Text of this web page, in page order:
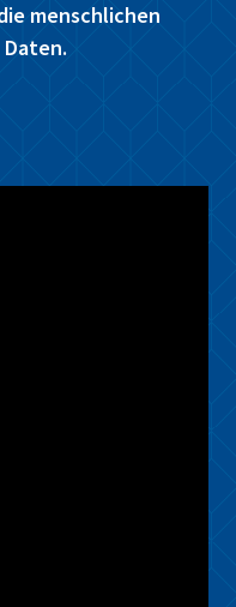
menschlichen
Daten.